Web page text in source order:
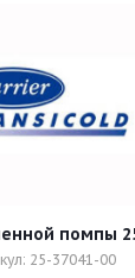
помпы
25-37041-00